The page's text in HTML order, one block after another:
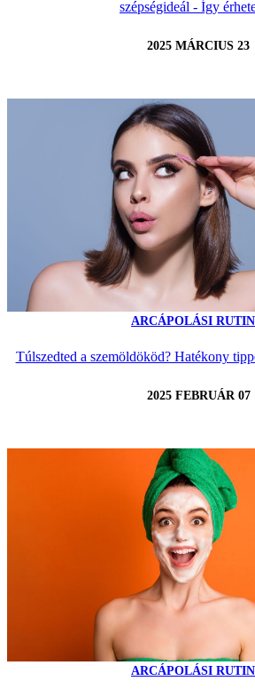
szépségideál - Így
2025 MÁRCIUS 23
ARCÁPOLÁSI RUTIN
Túlszedted a szemöldököd? Hatékony
2025 FEBRUÁR 07
ARCÁPOLÁSI RUTIN